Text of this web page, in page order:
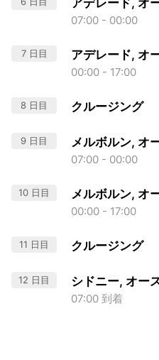
アデレード, オ
07:00 - 00:00
7 日目 アデレード, オ
00:00 - 17:00
8 日目 クルージング
9 日目 メルボルン, オ
07:00 - 00:00
10 日目 メルボルン, オ
00:00 - 17:00
11 日目 クルージング
12 日目 シドニー, オー
07:00 到着